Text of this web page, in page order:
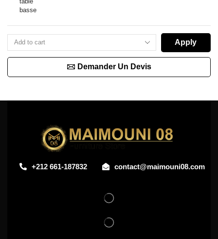
Apply
Demander Un Devis
+212 661-187832 contact@maimouni08.com